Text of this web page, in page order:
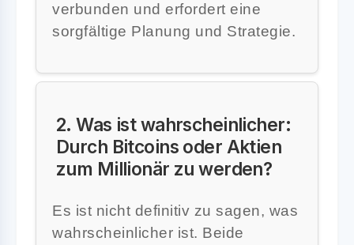
verbunden und erfordert eine
sorgfältige Planung und Strategie.
2. Was ist wahrscheinlicher:
Durch Bitcoins oder Aktien
zum Millionär zu werden?
Es ist nicht definitiv zu sagen, was
wahrscheinlicher ist. Beide